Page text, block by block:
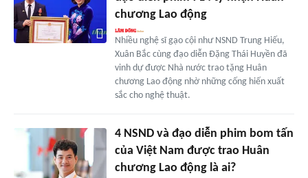
chương Lao động
Nhiều nghệ sĩ gạo cội như NSND Trung Hiếu,
Xuân Bắc cùng đạo diễn Đặng Thái Huyền đã
vinh dự được Nhà nước trao tặng Huân
chương Lao động nhờ những cống hiến xuất
sắc cho nghệ thuật.
4 NSND và đạo diễn phim bom tấn
của Việt Nam được trao Huân
chương Lao động là ai?